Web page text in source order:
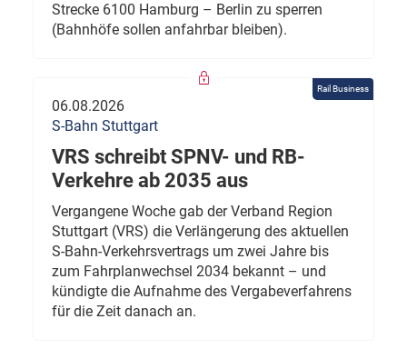
Strecke 6100 Hamburg – Berlin zu sperren
(Bahnhöfe sollen anfahrbar bleiben).
Rail Business
06.08.2026
S-Bahn Stuttgart
VRS schreibt SPNV- und RB-
Verkehre ab 2035 aus
Vergangene Woche gab der Verband Region
Stuttgart (VRS) die Verlängerung des aktuellen
S-Bahn-Verkehrsvertrags um zwei Jahre bis
zum Fahrplanwechsel 2034 bekannt – und
kündigte die Aufnahme des Vergabeverfahrens
für die Zeit danach an.